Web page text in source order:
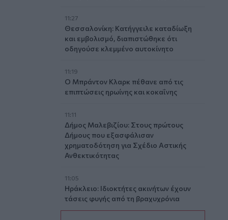
11:27
Θεσσαλονίκη: Κατήγγειλε καταδίωξη
και εμβολισμό, διαπιστώθηκε ότι
οδηγούσε κλεμμένο αυτοκίνητο
11:19
Ο Μπράντον Κλαρκ πέθανε από τις
επιπτώσεις ηρωίνης και κοκαΐνης
11:11
Δήμος Μαλεβιζίου: Στους πρώτους
Δήμους που εξασφάλισαν
χρηματοδότηση για Σχέδιο Αστικής
Ανθεκτικότητας
11:05
Ηράκλειο: Ιδιοκτήτες ακινήτων έχουν
τάσεις φυγής από τη βραχυχρόνια
μίσθωση